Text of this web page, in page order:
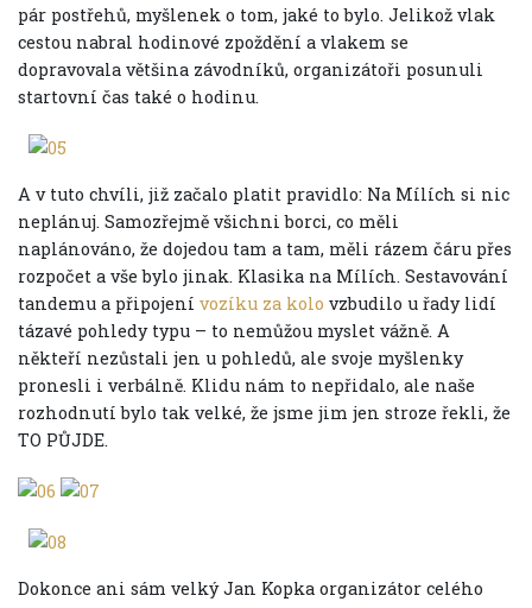
pár postřehů, myšlenek o tom, jaké to bylo. Jelikož vlak
cestou nabral hodinové zpoždění a vlakem se
dopravovala většina závodníků, organizátoři posunuli
startovní čas také o hodinu.
A v tuto chvíli, již začalo platit pravidlo: Na Mílích si nic
neplánuj. Samozřejmě všichni borci, co měli
naplánováno, že dojedou tam a tam, měli rázem čáru přes
rozpočet a vše bylo jinak. Klasika na Mílích. Sestavování
tandemu a připojení vozíku za kolo vzbudilo u řady lidí
tázavé pohledy typu – to nemůžou myslet vážně. A
někteří nezůstali jen u pohledů, ale svoje myšlenky
pronesli i verbálně. Klidu nám to nepřidalo, ale naše
rozhodnutí bylo tak velké, že jsme jim jen stroze řekli, že
TO PŮJDE.
Dokonce ani sám velký Jan Kopka organizátor celého